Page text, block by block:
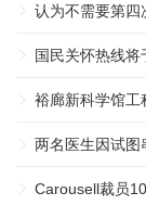
认为不需要第四
国民关怀热线
裕廊新科学馆工
两名医生因试图
Carousell裁员